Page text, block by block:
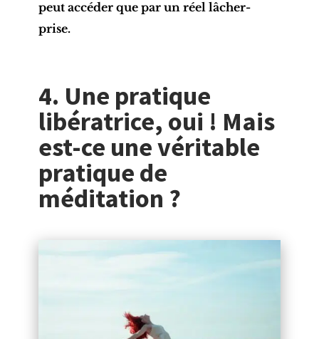
peut accéder que par un réel lâcher-
prise.
4. Une pratique
libératrice, oui ! Mais
est-ce une véritable
pratique de
méditation ?